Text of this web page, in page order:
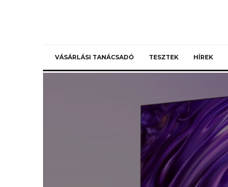
VÁSÁRLÁSI TANÁCSADÓ TESZTEK HÍREK